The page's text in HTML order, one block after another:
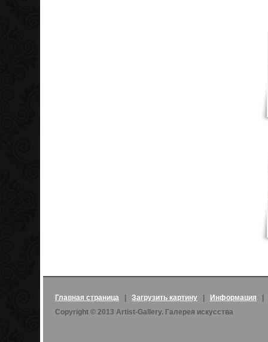
Главная страница Загрузить картину Информация
Copyright © 2013 Artist-Gallery. Галерея искусства